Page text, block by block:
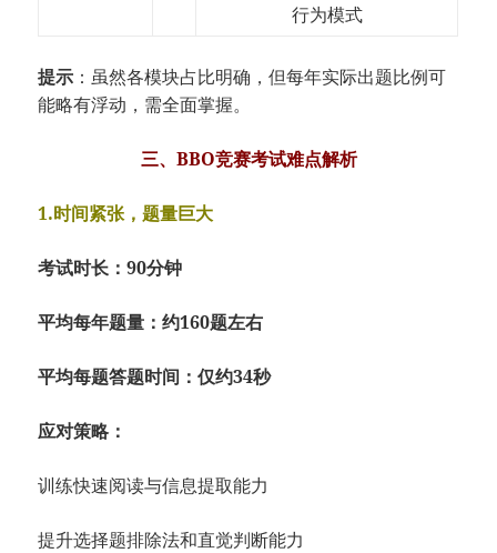
行为模式
提示 ：虽然各模块占比明确，但每年实际出题比例可
能略有浮动，需全面掌握。
三、BBO竞赛考试难点解析
1.时间紧张，题量巨大
考试时长：90分钟
平均每年题量：约160题左右
平均每题答题时间：仅约34秒
应对策略：
训练快速阅读与信息提取能力
提升选择题排除法和直觉判断能力